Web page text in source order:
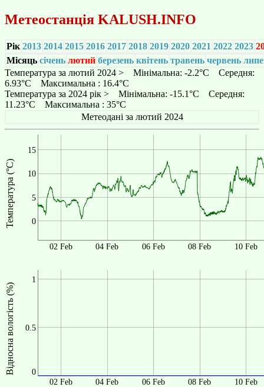
Метеостанція KALUSH.INFO
Рік 2013 2014 2015 2016 2017 2018 2019 2020 2021 2022 2023
Місяць січень лютий березень квітень травень червень
Температура за лютий 2024 > Мінімальна: -2.2°C Середня:
6.93°C Максимальна : 16.4°C
Температура за 2024 рік > Мінімальна: -15.1°C Середня:
11.23°C Максимальна : 35°C
Метеодані за лютий 2024
Температура (°C) 0
5
10
15
02 Feb 04 Feb 06 Feb 08 Feb 10 Feb
Відносна вологість (%) 0
0.5
1
02 Feb 04 Feb 06 Feb 08 Feb 10 Feb